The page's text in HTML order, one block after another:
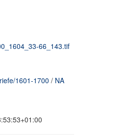
66_143.tif
1601-1700 / NA